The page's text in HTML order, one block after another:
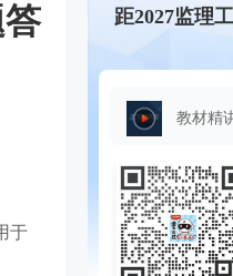
于
距2027监理
教材精